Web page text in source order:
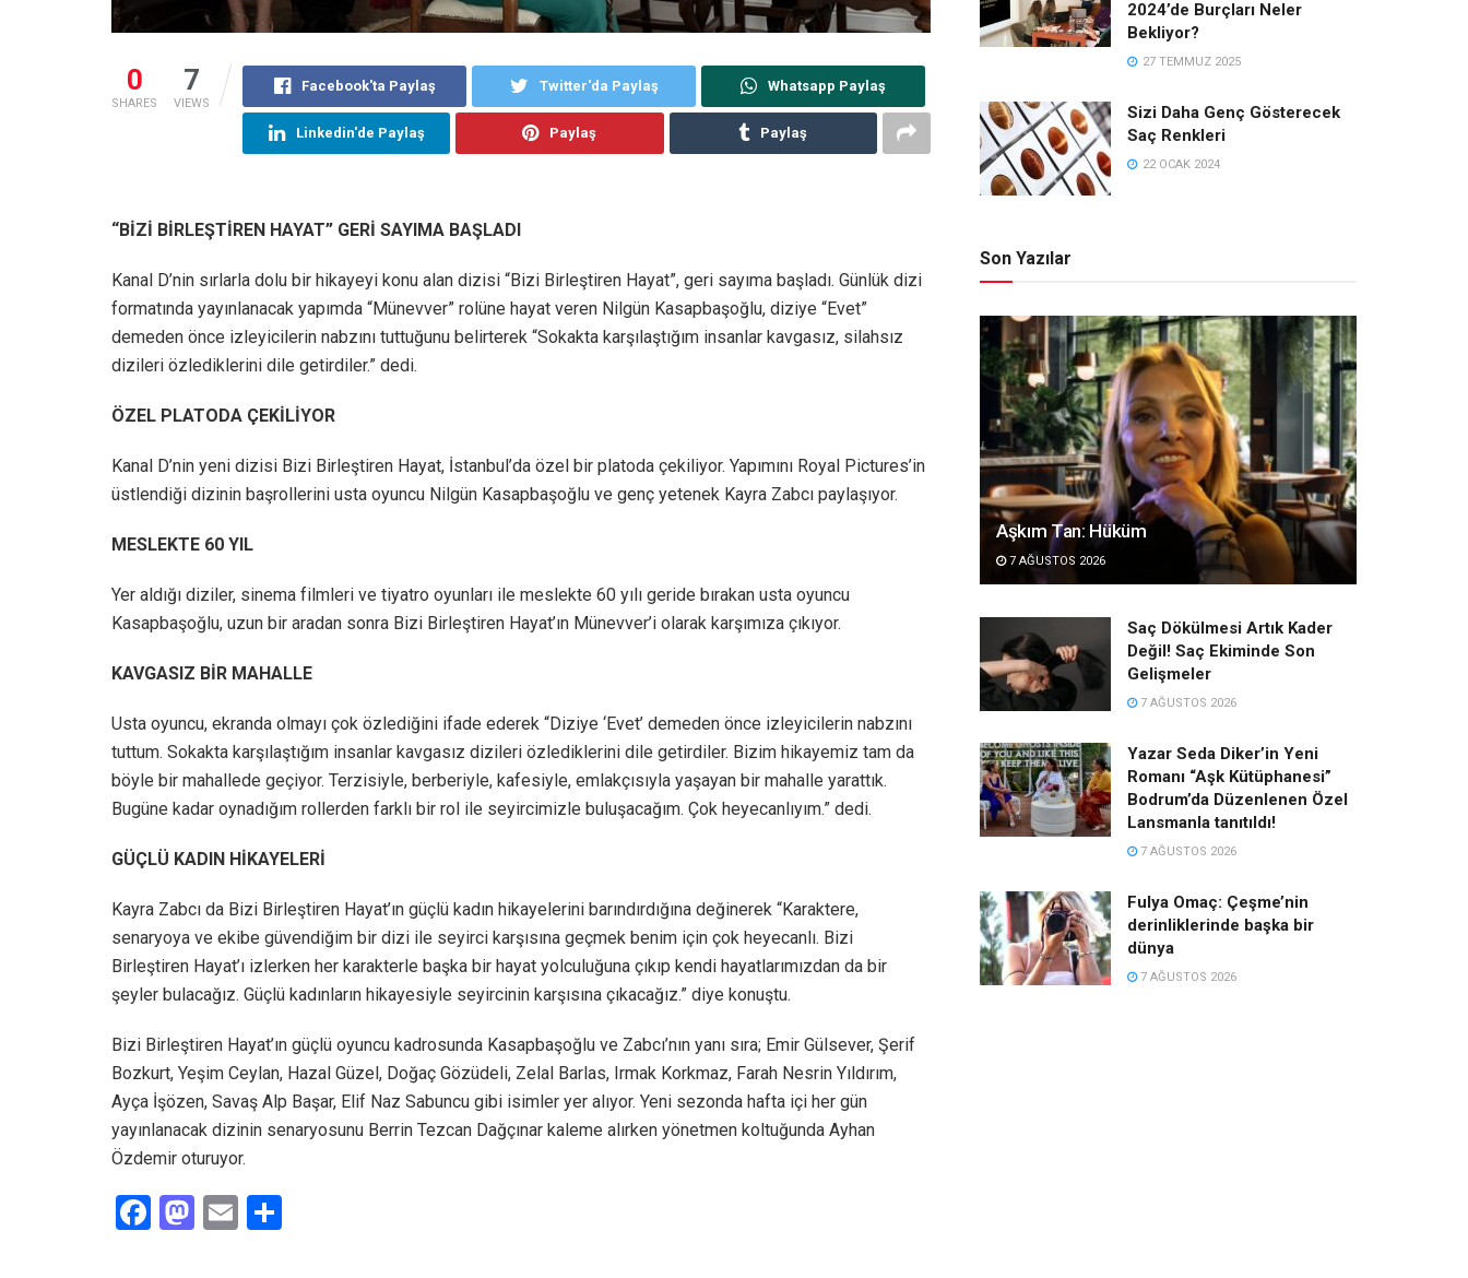
0
SHARES
7
VIEWS
Facebook'ta Paylaş Twitter'da Paylaş Whatsapp Paylaş
Linkedin'de Paylaş Paylaş Paylaş
“BİZİ BİRLEŞTİREN HAYAT” GERİ SAYIMA BAŞLADI
Kanal D’nin sırlarla dolu bir hikayeyi konu alan dizisi “Bizi Birleştiren Hayat”, geri sayıma başladı. Günlük dizi
formatında yayınlanacak yapımda “Münevver” rolüne hayat veren Nilgün Kasapbaşoğlu, diziye “Evet”
demeden önce izleyicilerin nabzını tuttuğunu belirterek “Sokakta karşılaştığım insanlar kavgasız, silahsız
dizileri özlediklerini dile getirdiler.” dedi.
ÖZEL PLATODA ÇEKİLİYOR
Kanal D’nin yeni dizisi Bizi Birleştiren Hayat, İstanbul’da özel bir platoda çekiliyor. Yapımını Royal Pictures’in
üstlendiği dizinin başrollerini usta oyuncu Nilgün Kasapbaşoğlu ve genç yetenek Kayra Zabcı paylaşıyor.
MESLEKTE 60 YIL
Yer aldığı diziler, sinema filmleri ve tiyatro oyunları ile meslekte 60 yılı geride bırakan usta oyuncu
Kasapbaşoğlu, uzun bir aradan sonra Bizi Birleştiren Hayat’ın Münevver’i olarak karşımıza çıkıyor.
KAVGASIZ BİR MAHALLE
Usta oyuncu, ekranda olmayı çok özlediğini ifade ederek “Diziye ‘Evet’ demeden önce izleyicilerin nabzını
tuttum. Sokakta karşılaştığım insanlar kavgasız dizileri özlediklerini dile getirdiler. Bizim hikayemiz tam da
böyle bir mahallede geçiyor. Terzisiyle, berberiyle, kafesiyle, emlakçısıyla yaşayan bir mahalle yarattık.
Bugüne kadar oynadığım rollerden farklı bir rol ile seyircimizle buluşacağım. Çok heyecanlıyım.” dedi.
GÜÇLÜ KADIN HİKAYELERİ
Kayra Zabcı da Bizi Birleştiren Hayat’ın güçlü kadın hikayelerini barındırdığına değinerek “Karaktere,
senaryoya ve ekibe güvendiğim bir dizi ile seyirci karşısına geçmek benim için çok heyecanlı. Bizi
Birleştiren Hayat’ı izlerken her karakterle başka bir hayat yolculuğuna çıkıp kendi hayatlarımızdan da bir
şeyler bulacağız. Güçlü kadınların hikayesiyle seyircinin karşısına çıkacağız.” diye konuştu.
Bizi Birleştiren Hayat’ın güçlü oyuncu kadrosunda Kasapbaşoğlu ve Zabcı’nın yanı sıra; Emir Gülsever, Şerif
Bozkurt, Yeşim Ceylan, Hazal Güzel, Doğaç Gözüdeli, Zelal Barlas, Irmak Korkmaz, Farah Nesrin Yıldırım,
Ayça İşözen, Savaş Alp Başar, Elif Naz Sabuncu gibi isimler yer alıyor. Yeni sezonda hafta içi her gün
yayınlanacak dizinin senaryosunu Berrin Tezcan Dağçınar kaleme alırken yönetmen koltuğunda Ayhan
Özdemir oturuyor.
F
M E
2024’de Burçları Neler
Bekliyor?
27 TEMMUZ 2025
Sizi Daha Genç Gösterecek
Saç Renkleri
22 OCAK 2024
Son Yazılar
Aşkım Tan: Hüküm
7 AĞUSTOS 2026
Saç Dökülmesi Artık Kader
Değil! Saç Ekiminde Son
Gelişmeler
7 AĞUSTOS 2026
Yazar Seda Diker’in Yeni
Romanı “Aşk Kütüphanesi”
Bodrum’da Düzenlenen Özel
Lansmanla tanıtıldı!
7 AĞUSTOS 2026
Fulya Omaç: Çeşme’nin
derinliklerinde başka bir
dünya
7 AĞUSTOS 2026